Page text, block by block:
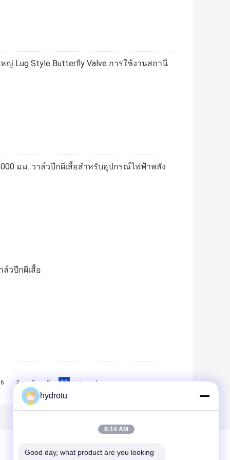
ญ่ Lug Style Butterfly Valve การใช้งานสถานี
มม. วาล์วปีกผีเสื้อสำหรับอุปกรณ์ไฟฟ้าพลัง
วปีกผีเสื้อ
6 7 8 9 10 >> >|
hydrotu
6:14 AM
Good day, what product are you looking